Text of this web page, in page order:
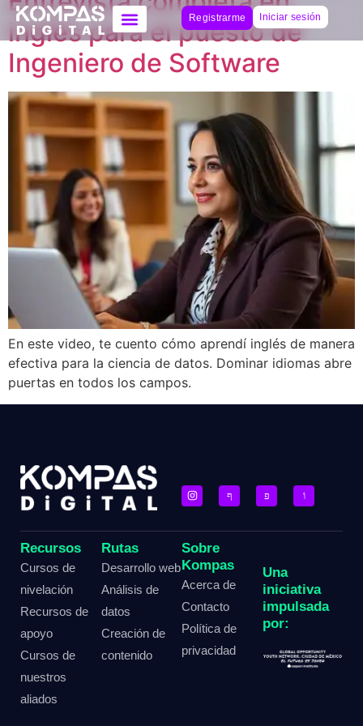
Registrarme Iniciar sesión
inglés para el puesto de
Ingeniero de Software
En este video, te cuento cómo aprendí inglés de manera
efectiva para la ciencia de datos. Dominar idiomas abre
puertas en todos los campos.
Recursos
Cursos de
nivelación
Recursos de
apoyo
Cursos de
nuestros
aliados
Rutas
Desarrollo web
Análisis de
datos
Creación de
contenido
Sobre
Kompas
Acerca de
Contacto
Política de
privacidad
Una
iniciativa
impulsada
por: